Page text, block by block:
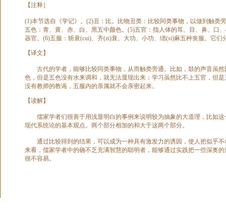
【注释］
(1)本节选自《学记》。(2)丑：比。比物丑类：比较同类事物，以做到触
五色：青、黄、赤、白、黑五中颜色。(5)五官：指人体的耳、目、鼻、口
器官。(6)五服：斩衰(cui)、齐(zi)衰、大功、小功、缌(si)麻五种丧服。它
【译文】
古代的学者，能够比较同类事物，从而触类旁通。比如，鼓的声音虽然
色，但是五色没有水来调和，就无法显现出来；学习虽然比不上五官，但
没有教师的教诲，五服内的亲属就不会亲密起来。
【读解】
儒家学者们很善于用浅显明白的事例来说明较为抽象的大道理，比如这
现代系统论的基本观点。两个部分相加的和大于这两个部分。
通过比较得到的结果，可以成为一种具有激发力的诱因，使人把似乎不
来看，儒家学者中的确不乏充满智慧的聪明者，能够通过实践把一些深奥
很不容易。